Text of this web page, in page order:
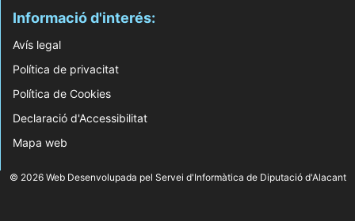
Informació d'interés:
Avís legal
Política de privacitat
Política de Cookies
Declaració d'Accessibilitat
Mapa web
© 2026 Web Desenvolupada pel Servei d'Informàtica de Diputació d'Alacant